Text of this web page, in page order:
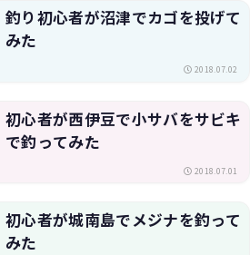
釣り初心者が沼津でカゴを投げて
みた
2018.07.02
初心者が西伊豆で小サバをサビキ
で釣ってみた
2018.07.01
初心者が城南島でメジナを釣って
みた